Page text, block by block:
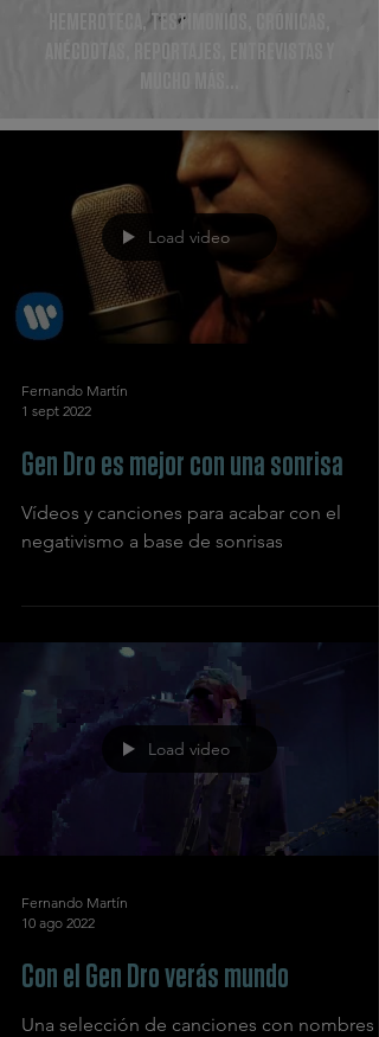
HEMEROTECA, TESTIMONIOS, CRÓNICAS,
ANÉCDOTAS, REPORTAJES, ENTREVISTAS Y
Load video
Fernando Martín
1 sept 2022
Gen Dro es mejor con una sonrisa
Vídeos y canciones para acabar con el
negativismo a base de sonrisas
Load video
Fernando Martín
10 ago 2022
Con el Gen Dro verás mundo
Una selección de canciones con nombres